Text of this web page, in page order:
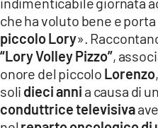
COSENZACHANNEL.IT
ILVIBONESE.IT
CATANZAROCHANNEL.IT
LACAPITALENEWS.IT
che ha voluto bene e
piccolo Lory».
“Lory Volley Pizzo”,
onore del piccolo Lorenzo
soli dieci anni a causa di
conduttrice televisiva